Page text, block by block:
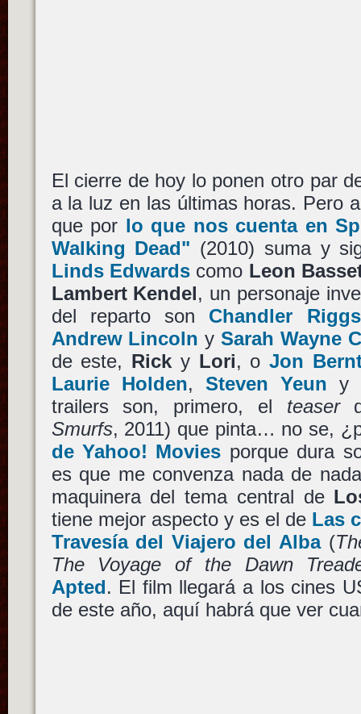
El cierre de hoy lo ponen otro par
a la luz en las últimas horas. Pero
que por lo que nos cuenta en
Walking Dead" (2010) suma y
Linds Edwardscomo Leon
Lambert Kendel, un personaje
del reparto son Chandler Riggs
Andrew Lincoln ySarah Wayne
de este, Rick y Lori, oJon
Laurie Holden, Steven Yeun y
trailers son, primero, el teaser
Smurfs, 2011) que pinta… no se,
de Yahoo! Movies porque dura
es que me convenza nada de
maquinera del tema central de
tiene mejor aspecto y es el de Las
Travesía del Viajero del Alba(
The Voyage of the Dawn
Apted. El film llegará a los cines
de este año, aquí habrá que ver